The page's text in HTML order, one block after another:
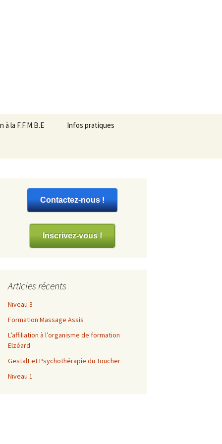
à la F.F.M.B.E Infos pratiques
Contactez-nous !
Inscrivez-vous !
Articles récents
Niveau 3
Formation Massage Assis
L’affiliation à l’organisme de formation
Elzéard
Gestalt et Psychothérapie du Toucher
Niveau 1